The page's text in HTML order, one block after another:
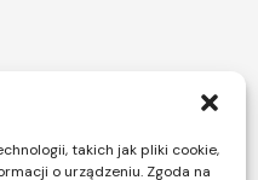
takich jak pliki cookie,
o urządzeniu. Zgoda na
Warszawa